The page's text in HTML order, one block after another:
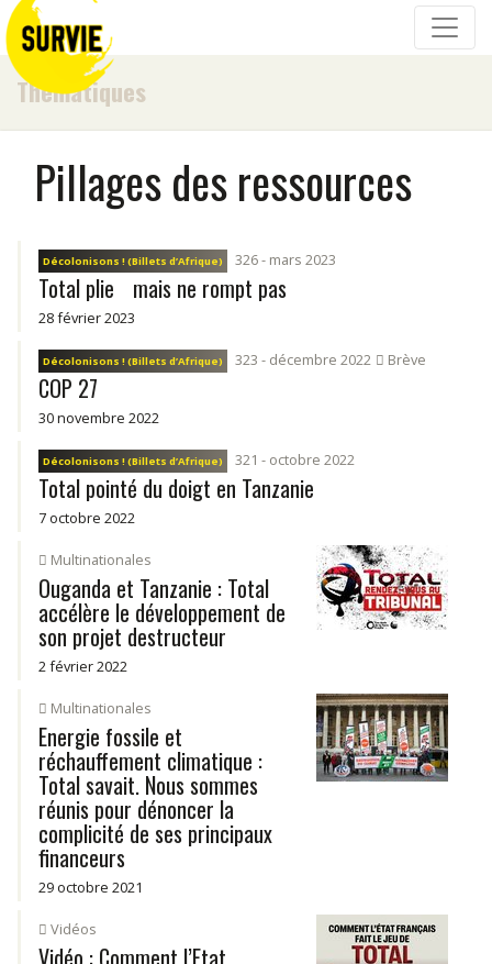
Thématiques
Pillages des ressources
Décolonisons ! (Billets d’Afrique) 326 - mars 2023
Total plie mais ne rompt pas
28 février 2023
Décolonisons ! (Billets d’Afrique) 323 - décembre 2022 Brève
COP 27
30 novembre 2022
Décolonisons ! (Billets d’Afrique) 321 - octobre 2022
Total pointé du doigt en Tanzanie
7 octobre 2022
Multinationales
Ouganda et Tanzanie : Total
accélère le développement de
son projet destructeur
2 février 2022
Multinationales
Energie fossile et
réchauffement climatique :
Total savait. Nous sommes
réunis pour dénoncer la
complicité de ses principaux
financeurs
29 octobre 2021
Vidéos
Vidéo : Comment l’Etat